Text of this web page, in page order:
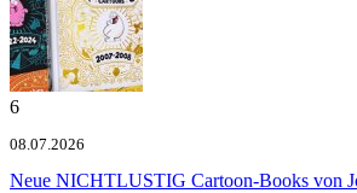
6
08.07.2026
Neue NICHTLUSTIG Cartoon-Books von